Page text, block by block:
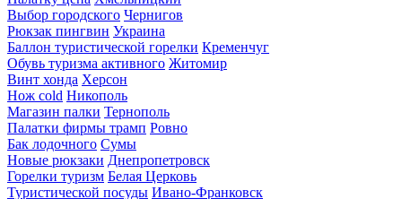
Выбор городского Чернигов
Рюкзак пингвин Украина
Баллон туристической горелки Кременчуг
Обувь туризма активного Житомир
Винт хонда Херсон
Нож cold Никополь
Магазин палки Тернополь
Палатки фирмы трамп Ровно
Бак лодочного Сумы
Новые рюкзаки Днепропетровск
Горелки туризм Белая Церковь
Туристической посуды Ивано-Франковск